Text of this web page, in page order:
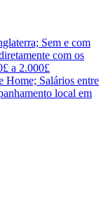
Sem e com
com os
a 2.000£
Home; Salários entre
local em